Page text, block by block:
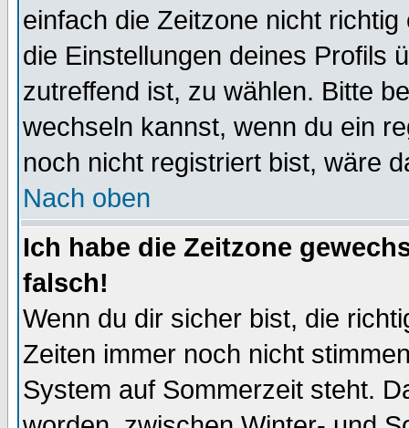
einfach die Zeitzone nicht
die Einstellungen deines Profils
zutreffend ist, zu wählen. Bitte
wechseln kannst, wenn du ein
noch nicht registriert bist, wäre
Nach oben
Ich habe die Zeitzone
falsch!
Wenn du dir sicher bist, die
Zeiten immer noch nicht
System auf Sommerzeit steht.